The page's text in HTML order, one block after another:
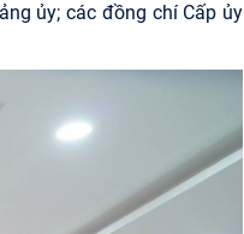
ủy; các đồng chí Cấp ủy